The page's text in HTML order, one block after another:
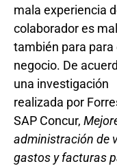
mala experiencia
colaborador es
también para para
negocio. De
una investigación
realizada por
SAP Concur,
administración de
gastos y facturas